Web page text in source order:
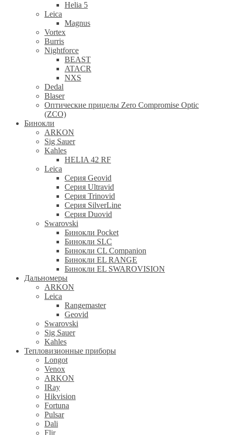
Helia 5
Leica
Magnus
Vortex
Burris
Nightforce
BEAST
ATACR
NXS
Dedal
Blaser
Оптические прицелы Zero Compromise Optic
(ZCO)
Бинокли
ARKON
Sig Sauer
Kahles
HELIA 42 RF
Leica
Серия Geovid
Серия Ultravid
Серия Trinovid
Серия SilverLine
Серия Duovid
Swarovski
Бинокли Pocket
Бинокли SLC
Бинокли CL Companion
Бинокли EL RANGE
Бинокли EL SWAROVISION
Дальномеры
ARKON
Leica
Rangemaster
Geovid
Swarovski
Sig Sauer
Kahles
Тепловизионные приборы
Longot
Venox
ARKON
IRay
Hikvision
Fortuna
Pulsar
Dali
Flir